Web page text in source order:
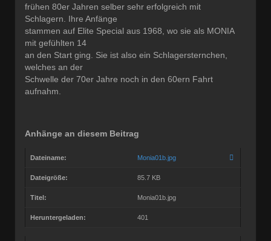
frühen 80er Jahren selber sehr erfolgreich mit
Schlagern. Ihre Anfänge
stammen auf Elite Special aus 1968, wo sie als MONIA
mit gefühlten 14
an den Start ging. Sie ist also ein Schlagersternchen,
welches an der
Schwelle der 70er Jahre noch in den 60ern Fahrt
aufnahm.
Anhänge an diesem Beitrag
Dateiname: Monia01b.jpg
Dateigröße: 85.7 KB
Titel: Monia01b.jpg
Heruntergeladen: 401